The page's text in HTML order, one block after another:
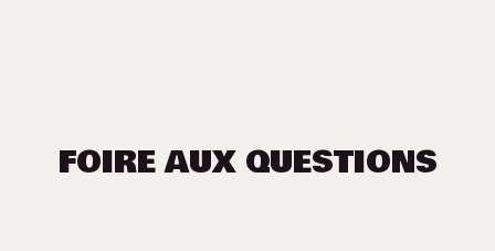
FOIRE AUX QUESTIONS